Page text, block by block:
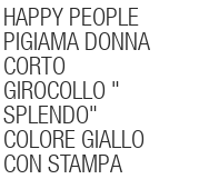
HAPPY PEOPLE
PIGIAMA DONNA
CORTO
GIROCOLLO "
SPLENDO"
COLORE GIALLO
CON STAMPA